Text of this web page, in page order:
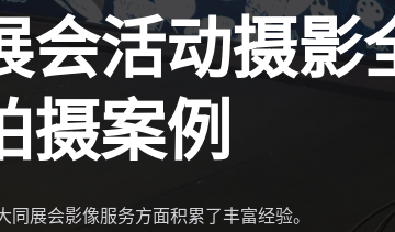
会活动摄影
摄案例
展会影像服务方面积累了丰富经验。